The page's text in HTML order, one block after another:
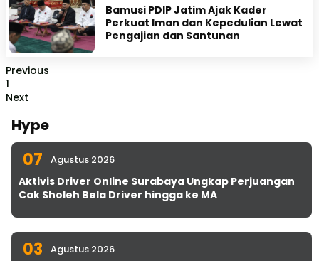
Bamusi PDIP Jatim Ajak Kader
Perkuat Iman dan Kepedulian Lewat
Pengajian dan Santunan
Previous
1
Next
Hype
07 Agustus 2026
Aktivis Driver Online Surabaya Ungkap Perjuangan
Cak Sholeh Bela Driver hingga ke MA
03 Agustus 2026